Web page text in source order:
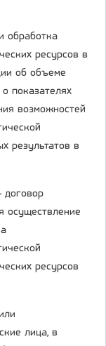
обработка
ресурсов в
об объеме
показателях
возможностей
результатов в
договор
осуществление
ресурсов
лица, в